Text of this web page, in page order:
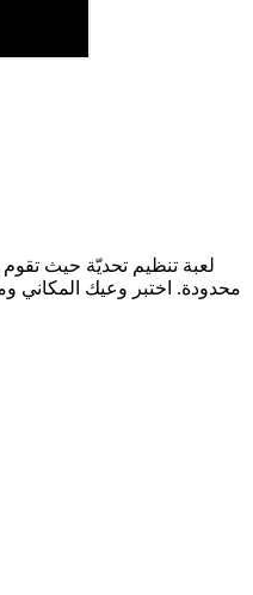
لعبة تنظيم تحديّة حيث
محدودة. اختبر وعيك المكاني